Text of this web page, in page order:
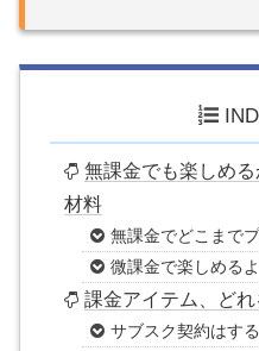
無課金でも楽しめ
材料
無課金でどこまで
微課金で楽しめる
課金アイテム、ど
サブスク契約はす